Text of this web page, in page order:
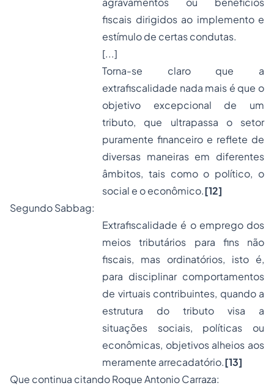
fiscais dirigidos ao implemento e
estímulo de certas condutas.
[...]
Torna-se claro que a
extrafiscalidade nada mais é que o
objetivo excepcional de um
tributo, que ultrapassa o setor
puramente financeiro e reflete de
diversas maneiras em diferentes
âmbitos, tais como o político, o
social e o econômico.[12]
Segundo Sabbag:
Extrafiscalidade é o emprego dos
meios tributários para fins não
fiscais, mas ordinatórios, isto é,
para disciplinar comportamentos
de virtuais contribuintes, quando a
estrutura do tributo visa a
situações sociais, políticas ou
econômicas, objetivos alheios aos
meramente arrecadatório.[13]
Que continua citando Roque Antonio Carraza: